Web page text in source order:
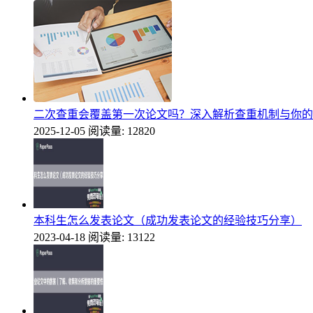
二次查重会覆盖第一次论文吗？深入解析查重机制与你
2025-12-05 阅读量: 12820
本科生怎么发表论文（成功发表论文的经验技巧分享）
2023-04-18 阅读量: 13122